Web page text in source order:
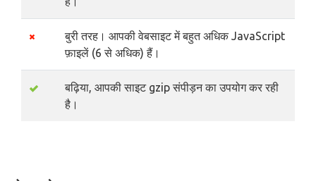
बुरी तरह। आपकी वेबसाइट में बहुत अधिक JavaScript
फ़ाइलें (6 से अधिक) हैं।
बढ़िया, आपकी साइट gzip संपीड़न का उपयोग कर रही
है।